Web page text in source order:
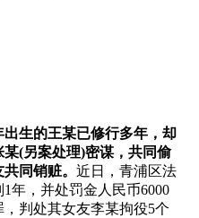
出生的王某已修行多年，却
(另案处理)密谋，共同偷
同销赃。 近日，青浦区法
年，并处罚金人民币6000
判处其女友李某拘役5个